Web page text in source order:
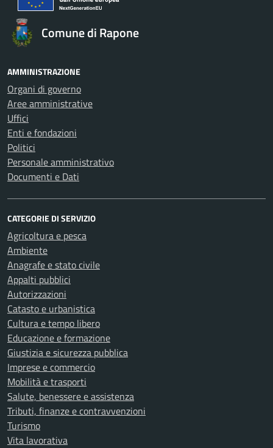
Comune di Rapone
AMMINISTRAZIONE
Organi di governo
Aree amministrative
Uffici
Enti e fondazioni
Politici
Personale amministrativo
Documenti e Dati
CATEGORIE DI SERVIZIO
Agricoltura e pesca
Ambiente
Anagrafe e stato civile
Appalti pubblici
Autorizzazioni
Catasto e urbanistica
Cultura e tempo libero
Educazione e formazione
Giustizia e sicurezza pubblica
Imprese e commercio
Mobilità e trasporti
Salute, benessere e assistenza
Tributi, finanze e contravvenzioni
Turismo
Vita lavorativa